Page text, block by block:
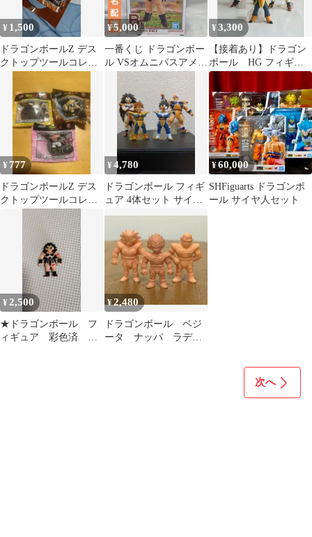
¥ 1,500
ドラゴンボールZ デス
クトップツールコレク
¥5,000
一番くじ ドラゴンボー
ル VSオムニバスアメイ
ジング B賞 ラディッツ
¥3,300
【接着あり】ドラゴン
ボール HG フィギュ
アまとめ
¥ 777
ドラゴンボールZ デス
クトップツールコレク
ション 非売品
¥4,780
ドラゴンボール フィギ
ュア 4体セット サイヤ
¥60,000
SHFiguarts ドラゴンボ
ール サイヤ人セット
¥ 2,500
★ドラゴンボール フ
ィギュア 彩色済 ラ
¥2,480
ドラゴンボール ベジ
ータ ナッパ ラディ
次へ